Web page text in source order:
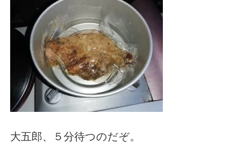
大五郎、５分待つのだぞ。